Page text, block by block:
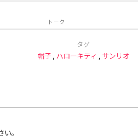
トーク
タグ
帽子, ハローキティ , サンリオ
。